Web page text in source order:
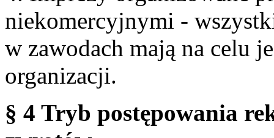
niekomercyjnymi -
w zawodach mają na celu
organizacji.
§ 4 Tryb postępowania